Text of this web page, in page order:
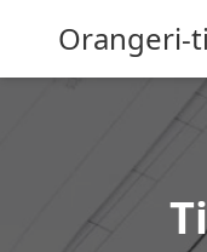
Orangeri-